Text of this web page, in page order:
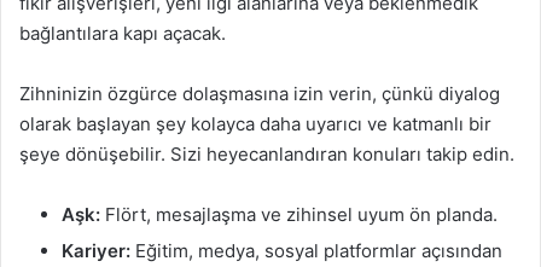
bağlantılara kapı açacak.
Zihninizin özgürce dolaşmasına izin verin, çünkü diyalog
olarak başlayan şey kolayca daha uyarıcı ve katmanlı bir
şeye dönüşebilir. Sizi heyecanlandıran konuları takip edin.
Aşk: Flört, mesajlaşma ve zihinsel uyum ön planda.
Kariyer: Eğitim, medya, sosyal platformlar açısından